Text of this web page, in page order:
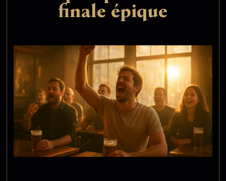
finale épique